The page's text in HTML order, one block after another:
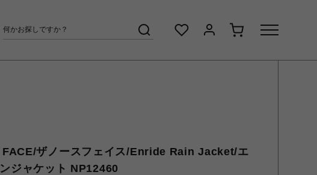
FACE/ザノースフェイス/Enride Rain Jacket/エ
ジャケット NP12460